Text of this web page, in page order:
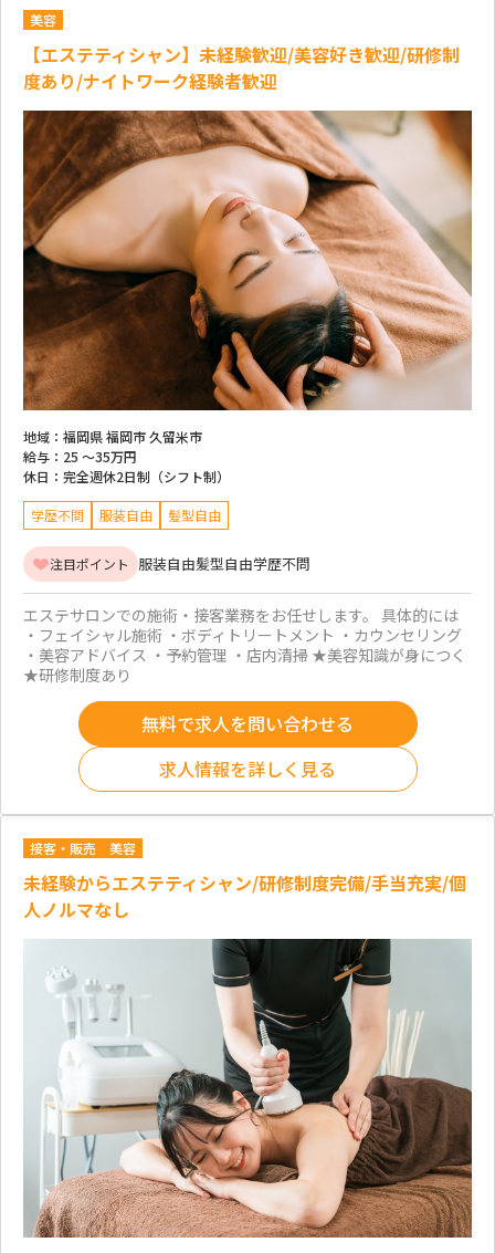
美容
【エステティシャン】未経験歓迎/美容好き歓迎/研修制
度あり/ナイトワーク経験者歓迎
地域： 福岡県 福岡市 久留米市
給与： 25 ～35万円
休日： 完全週休2日制（シフト制）
学歴不問 服装自由 髪型自由
注目ポイント 服装自由髪型自由学歴不問
エステサロンでの施術・接客業務をお任せします。 具体的には
・フェイシャル施術 ・ボディトリートメント ・カウンセリング
・美容アドバイス ・予約管理 ・店内清掃 ★美容知識が身につく
★研修制度あり
無料で求人を問い合わせる
求人情報を詳しく見る
接客・販売 美容
未経験からエステティシャン/研修制度完備/手当充実/個
人ノルマなし